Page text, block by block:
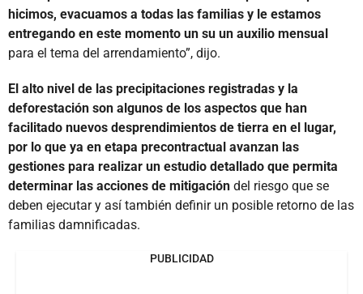
hicimos, evacuamos a todas las familias y le estamos
entregando en este momento un su un auxilio mensual
para el tema del arrendamiento”, dijo.
El alto nivel de las precipitaciones registradas y la
deforestación son algunos de los aspectos que han
facilitado nuevos desprendimientos de tierra en el lugar,
por lo que ya en etapa precontractual avanzan las
gestiones para realizar un estudio detallado que permita
determinar las acciones de mitigación del riesgo que se
deben ejecutar y así también definir un posible retorno de las
familias damnificadas.
PUBLICIDAD